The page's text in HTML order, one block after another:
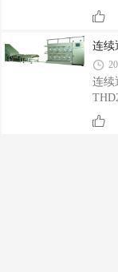
重量
风枪
式
单元
调精
电机
连续
连续
火管